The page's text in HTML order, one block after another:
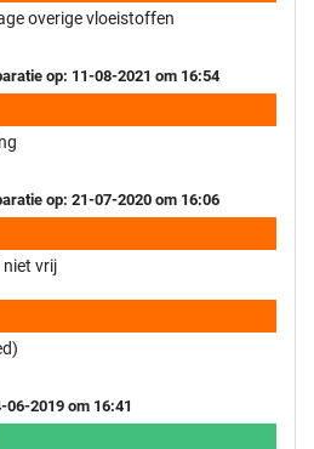
overige vloeistoffen
op: 11-08-2021 om 16:54
op: 21-07-2020 om 16:06
vrij
06-2019 om 16:41